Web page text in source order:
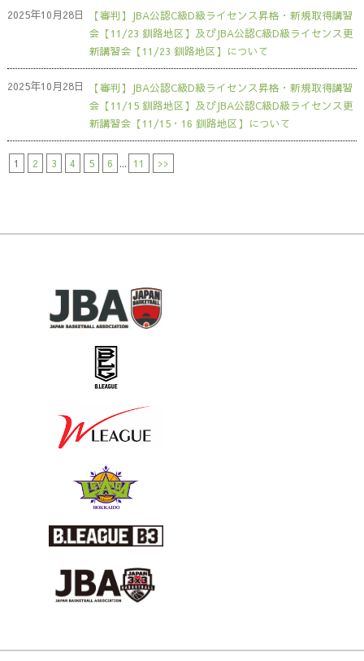
2025年10月28日
【審判】JBA公認C級D級ライセンス昇格・新規取得講習
会【11/23 釧路地区】及びJBA公認C級D級ライセンス更
新講習会【11/23 釧路地区】について
2025年10月28日
【審判】JBA公認C級D級ライセンス昇格・新規取得講習
会【11/15 釧路地区】及びJBA公認C級D級ライセンス更
新講習会【11/15・16 釧路地区】について
1 2 3 4 5 6 ... 11 >>